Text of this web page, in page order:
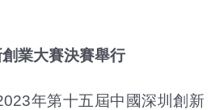
業大賽決賽舉行
年第十五屆中國深圳創新